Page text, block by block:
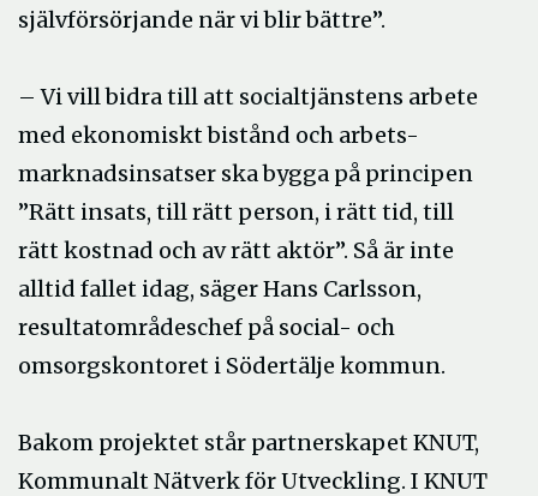
självförsörjande när vi blir bättre”.
– Vi vill bidra till att socialtjänstens arbete
med ekonomiskt bistånd och arbets-
marknadsinsatser ska bygga på principen
”Rätt insats, till rätt person, i rätt tid, till
rätt kostnad och av rätt aktör”. Så är inte
alltid fallet idag, säger Hans Carlsson,
resultatområdeschef på social- och
omsorgskontoret i Södertälje kommun.
Bakom projektet står partnerskapet KNUT,
Kommunalt Nätverk för Utveckling. I KNUT